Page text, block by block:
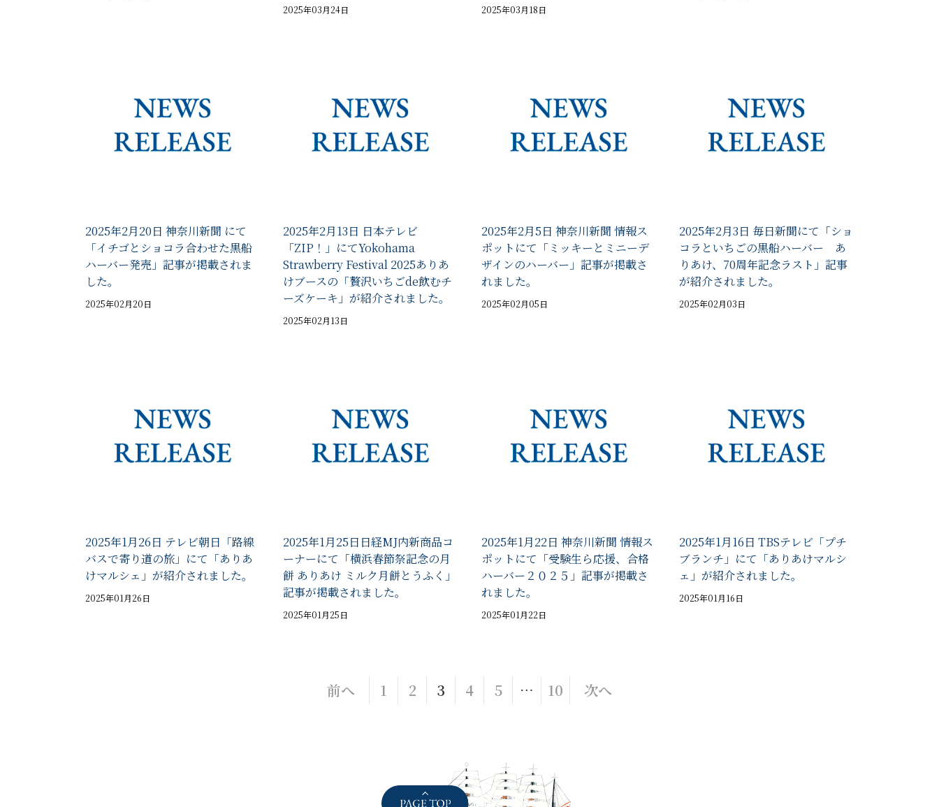
2025年03月24日 2025年03月18日
2025年2月20日 神奈川新聞 にて
「イチゴとショコラ合わせた黒船
ハーバー発売」記事が掲載されま
した。
2025年02月20日
2025年2月13日 日本テレビ
「ZIP！」にてYokohama
Strawberry Festival 2025ありあ
けブースの「贅沢いちごde飲むチ
ーズケーキ」が紹介されました。
2025年02月13日
2025年2月5日 神奈川新聞 情報ス
ポットにて「ミッキーとミニーデ
ザインのハーバー」記事が掲載さ
れました。
2025年02月05日
2025年2月3日 毎日新聞にて「ショ
コラといちごの黒船ハーバー あ
りあけ、70周年記念ラスト」記事
が紹介されました。
2025年02月03日
2025年1月26日 テレビ朝日「路線
バスで寄り道の旅」にて「ありあ
けマルシェ」が紹介されました。
2025年01月26日
2025年1月25日日経MJ内新商品コ
ーナーにて「横浜春節祭記念の月
餅 ありあけ ミルク月餅とうふく」
記事が掲載されました。
2025年01月25日
2025年1月22日 神奈川新聞 情報ス
ポットにて「受験生ら応援、合格
ハーバー２０２５」記事が掲載さ
れました。
2025年01月22日
2025年1月16日 TBSテレビ「プチ
ブランチ」にて「ありあけマルシ
ェ」が紹介されました。
2025年01月16日
前へ 1 2 3 4 5 … 10 次へ